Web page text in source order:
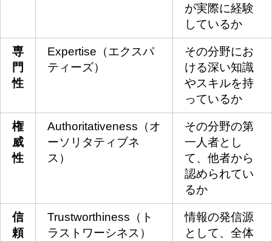
が実際に経験
しているか
専
門
性
Expertise（エクスパ
ティーズ）
その分野にお
ける深い知識
やスキルを持
っているか
権
威
性
Authoritativeness（オ
ーソリタティブネ
ス）
その分野の第
一人者とし
て、他者から
認められてい
るか
信
頼
Trustworthiness（ト
ラストワーシネス）
情報の発信源
として、全体